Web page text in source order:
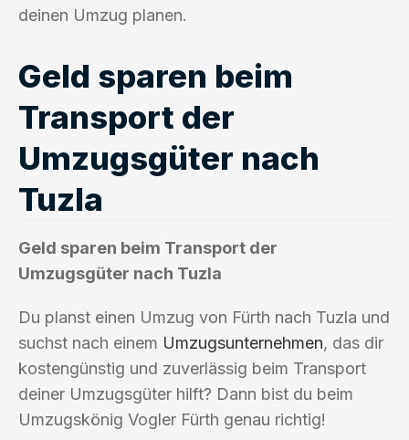
deinen Umzug planen.
Geld sparen beim
Transport der
Umzugsgüter nach
Tuzla
Geld sparen beim Transport der
Umzugsgüter nach Tuzla
Du planst einen Umzug von Fürth nach Tuzla und
suchst nach einem Umzugsunternehmen, das dir
kostengünstig und zuverlässig beim Transport
deiner Umzugsgüter hilft? Dann bist du beim
Umzugskönig Vogler Fürth genau richtig!